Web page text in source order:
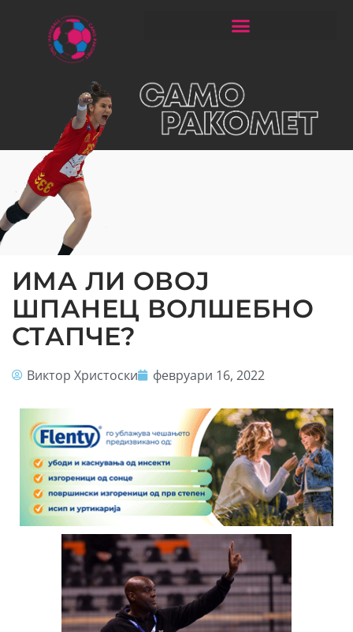
ИМА ЛИ ОВОЈ
ШПАНЕЦ ВОЛШЕБНО
СТАПЧЕ?
Виктор Христоски февруари 16, 2022